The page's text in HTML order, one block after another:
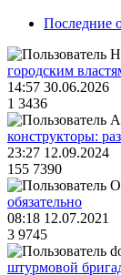
Последние
городским
14:57 30.06.2026
1 3436
конструкторы:
23:27 12.09.2024
155 7390
обязательно
08:18 12.07.2021
3 9745
штурмовой